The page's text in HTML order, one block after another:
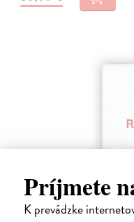
Príjmete
K prevádzke